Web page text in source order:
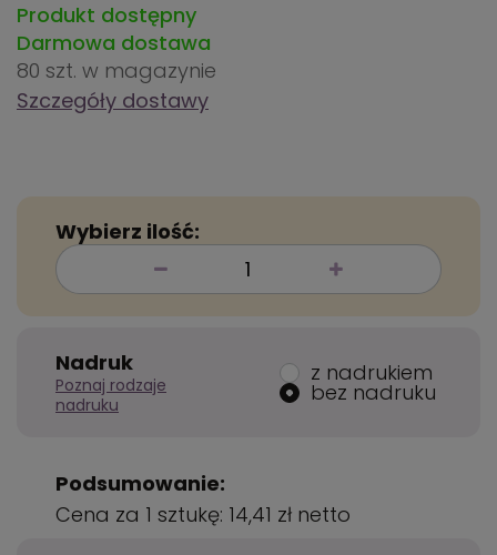
Produkt dostępny
Darmowa dostawa
80 szt. w magazynie
Szczegóły dostawy
Wybierz ilość:
Nadruk
Poznaj rodzaje
nadruku
z nadrukiem
bez nadruku
Podsumowanie:
Cena za 1 sztukę: 14,41 zł netto